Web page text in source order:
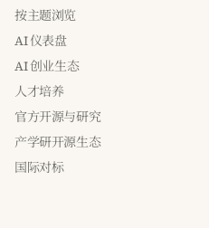
按主题浏览
AI 仪表盘
AI 创业生态
人才培养
官方开源与研究
产学研开源生态
国际对标